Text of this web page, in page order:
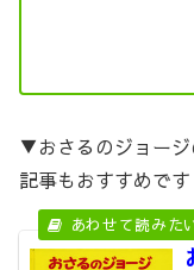
▼おさるのジョージ
記事もおすすめです